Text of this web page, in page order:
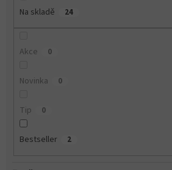
Na skladě 24
Akce 0
Novinka 0
Tip 0
Bestseller 2